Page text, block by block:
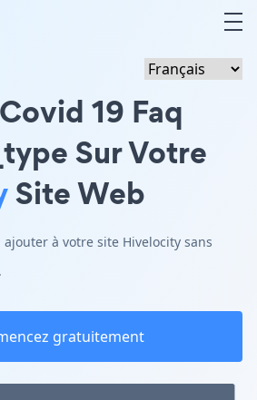
19 Faq
Sur Votre
Site Web
ajouter à votre site Hivelocity sans
gratuitement